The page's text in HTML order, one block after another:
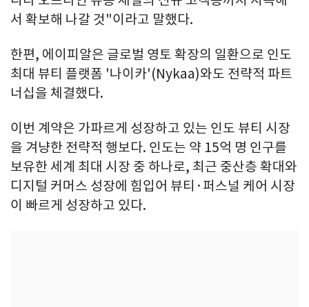
서 확보해 나갈 것"이라고 말했다.
한편, 에이피알은 글로벌 영토 확장의 일환으로 인도
최대 뷰티 플랫폼 '나이카'(Nykaa)와도 전략적 파트
너십을 체결했다.
이번 계약은 가파르게 성장하고 있는 인도 뷰티 시장
을 겨냥한 전략적 행보다. 인도는 약 15억 명 인구를
보유한 세계 최대 시장 중 하나로, 최근 중산층 확대와
디지털 커머스 성장에 힘입어 뷰티·퍼스널 케어 시장
이 빠르게 성장하고 있다.